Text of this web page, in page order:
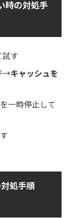
時の対処手
す
→キャッシュを
一時停止して
処手順